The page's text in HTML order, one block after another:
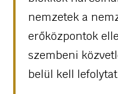
nemzetek a
erőközpontok
szembeni
belül kell